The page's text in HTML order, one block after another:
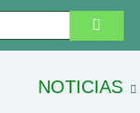
NOTICIAS